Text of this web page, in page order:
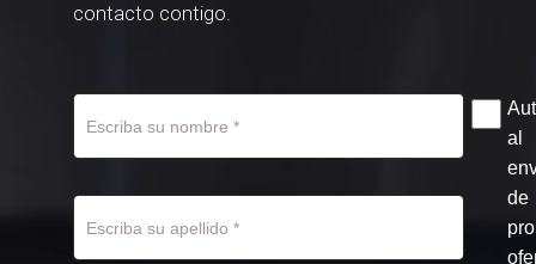
contacto contigo.
al
de